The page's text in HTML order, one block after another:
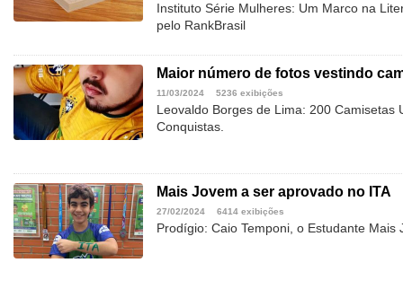
Instituto Série Mulheres: Um Marco na
pelo RankBrasil
Maior número de fotos vestindo
11/03/2024 5236 exibições
Leovaldo Borges de Lima: 200 Camisetas
Conquistas.
Mais Jovem a ser aprovado no ITA
27/02/2024 6414 exibições
Prodígio: Caio Temponi, o Estudante Mais